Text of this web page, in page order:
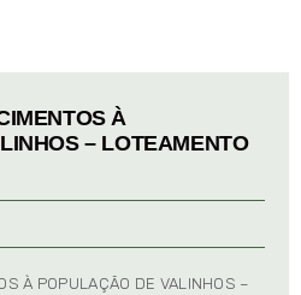
À
– LOTEAMENTO
À POPULAÇÃO DE VALINHOS –